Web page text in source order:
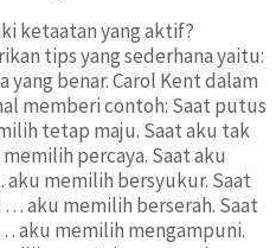
ketaatan yang aktif?
tips yang sederhana yaitu:
benar. Carol Kent dalam
memberi contoh: Saat putus
tetap maju. Saat aku tak
percaya. Saat aku
memilih bersyukur. Saat
aku memilih berserah. Saat
aku memilih mengampuni.